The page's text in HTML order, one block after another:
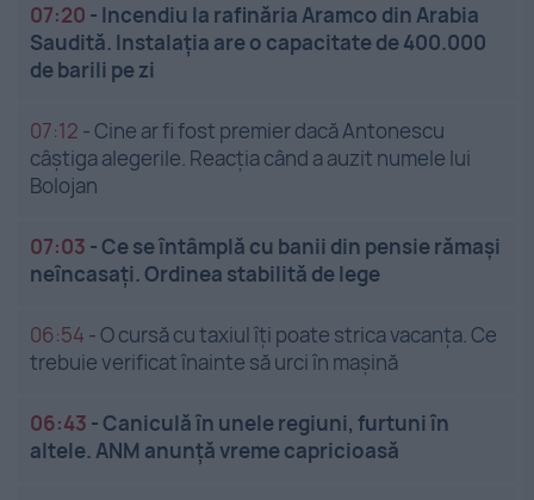
07:20 - Incendiu la rafinăria Aramco din Arabia
Saudită. Instalația are o capacitate de 400.000
de barili pe zi
07:12 -Cine ar fi fost premier dacă Antonescu
câștiga alegerile. Reacția când a auzit numele lui
Bolojan
07:03 -Ce se întâmplă cu banii din pensie rămași
neîncasați. Ordinea stabilită de lege
06:54 -O cursă cu taxiul îți poate strica vacanța. Ce
trebuie verificat înainte să urci în mașină
06:43 -Caniculă în unele regiuni, furtuni în
altele. ANM anunță vreme capricioasă